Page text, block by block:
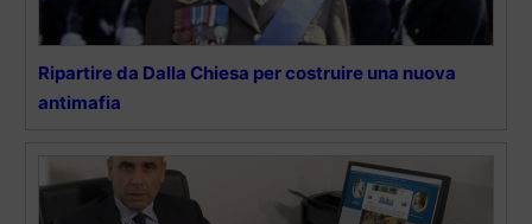
Ripartire da Dalla Chiesa per costruire una nuova
antimafia